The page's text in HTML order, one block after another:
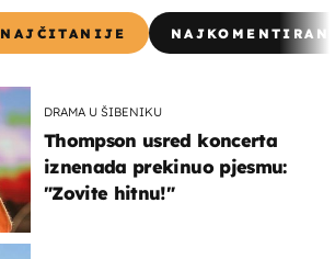
NAJČITANIJE
DRAMA U ŠIBENIKU
Thompson usred koncerta
iznenada prekinuo pjesmu:
"Zovite hitnu!"